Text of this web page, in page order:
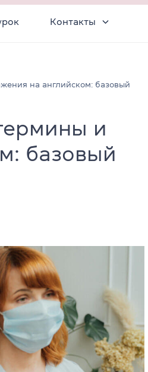
Контакты
на английском: базовый
и
базовый